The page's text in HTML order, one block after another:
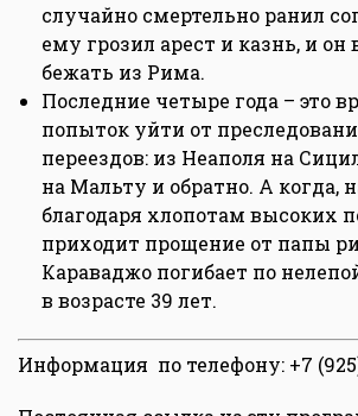
случайно смертельно ранил
ему грозил арест и казнь, и
бежать из Рима.
Последние четыре года – это
попыток уйти от
переездов: из Неаполя на
на Мальту и обратно. А когда,
благодаря хлопотам высоких
приходит прощение от папы
Караваджо погибает по
в возрасте 39 лет.
Информация по телефону: +7 (925)